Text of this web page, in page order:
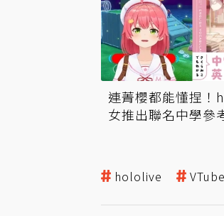
連菁櫻都能懂捏！
女推出聯名中學參
hololive